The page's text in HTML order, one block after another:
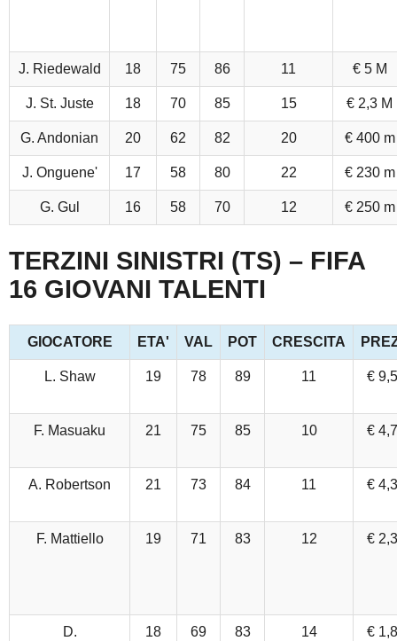
J. Riedewald 18 75 86 11 € 5 M
J. St. Juste 18 70 85 15 € 2,3 M
G. Andonian 20 62 82 20 € 400 m
J. Onguene' 17 58 80 22 € 230 m
G. Gul 16 58 70 12 € 250 m
TERZINI SINISTRI (TS) – FIFA
16 GIOVANI TALENTI
GIOCATORE ETA' VAL POT CRESCITA
L. Shaw 19 78 89 11 €
F. Masuaku 21 75 85 10 €
A. Robertson 21 73 84 11 €
F. Mattiello 19 71 83 12 €
D.
18 69 83 14 €